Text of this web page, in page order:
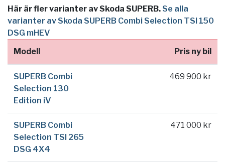
Här är fler varianter av Skoda SUPERB. Se alla
varianter av Skoda SUPERB Combi Selection TSI 150
DSG mHEV
Modell
Pris ny bil
SUPERB Combi
Selection 130
Edition iV
469 900 kr
SUPERB Combi
Selection TSI 265
DSG 4X4
471 000 kr